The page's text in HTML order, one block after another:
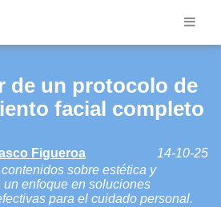
de un protocolo de
facial completo
Figueroa
14-10-25
sobre estética y
un enfoque en soluciones
para el cuidado personal.